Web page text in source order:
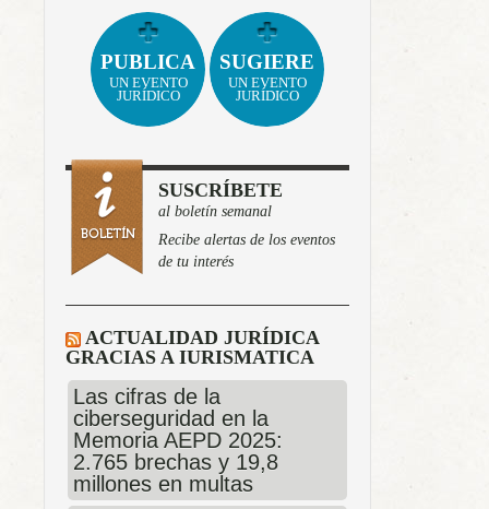
PUBLICA
UN EVENTO
JURÍDICO
SUGIERE
UN EVENTO
JURÍDICO
SUSCRÍBETE
al boletín semanal
Recibe alertas de los eventos
de tu interés
ACTUALIDAD JURÍDICA
GRACIAS A IURISMATICA
Las cifras de la
ciberseguridad en la
Memoria AEPD 2025:
2.765 brechas y 19,8
millones en multas